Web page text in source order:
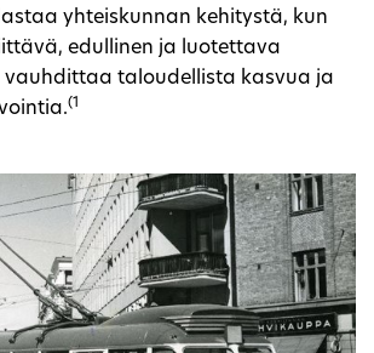
yhteiskunnan kehitystä, kun
edullinen ja luotettava
vauhdittaa taloudellista kasvua ja
(1